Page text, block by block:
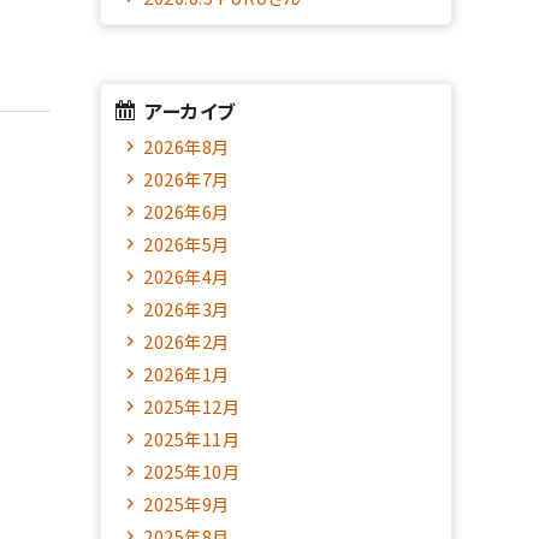
アーカイブ
2026年8月
2026年7月
2026年6月
2026年5月
2026年4月
2026年3月
2026年2月
2026年1月
2025年12月
2025年11月
2025年10月
2025年9月